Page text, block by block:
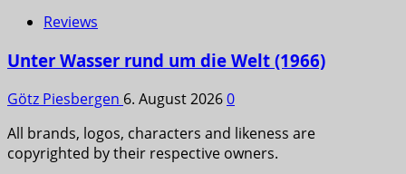
Reviews
Unter Wasser rund um die Welt (1966)
Götz Piesbergen 6. August 20260
All brands, logos, characters and likeness are
copyrighted by their respective owners.